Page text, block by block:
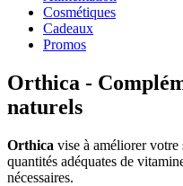
Cosmétiques
Cadeaux
Promos
Orthica -
naturels
Orthica vise à améliorer votre
quantités adéquates de
nécessaires.